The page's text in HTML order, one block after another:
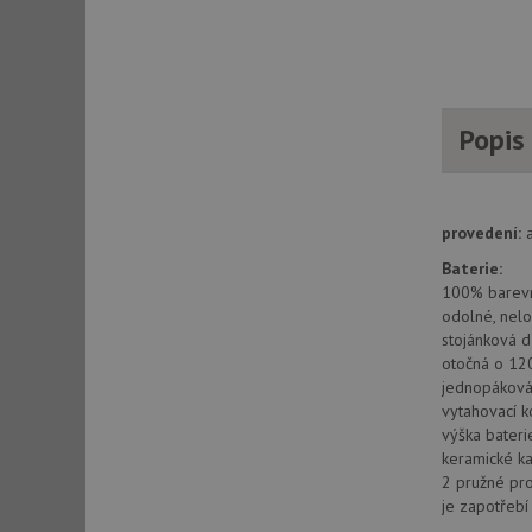
provedení:
Baterie:
100%
odolné,
stojánková
otočná o
vytahovací
výška
keramické
2 pružné
je
Název
_ga_9T91YFLEPX
Název
__Secure-YNID